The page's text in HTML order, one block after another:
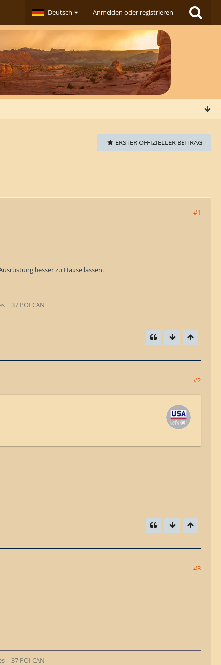
Deutsch Anmelden oder registrieren
ERSTER OFFIZIELLER BEITRAG
#1
besser zu Hause lassen.
| 37 POI CAN
#2
#3
| 37 POI CAN